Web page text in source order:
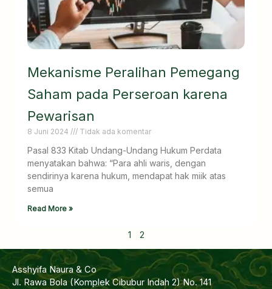
Mekanisme Peralihan Pemegang
Saham pada Perseroan karena
Pewarisan
8 Juni 2024 Tidak ada komentar
Pasal 833 Kitab Undang-Undang Hukum Perdata
menyatakan bahwa: “Para ahli waris, dengan
sendirinya karena hukum, mendapat hak miik atas
semua
Read More »
1 2
Asshyifa Naura & Co
Jl. Rawa Bola (Komplek Cibubur Indah 2) No. 141